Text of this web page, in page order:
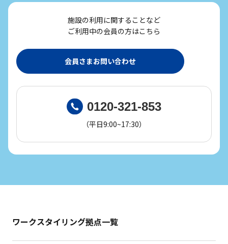
施設の利用に関することなど
ご利用中の会員の方はこちら
会員さまお問い合わせ
0120-321-853
（平日9:00~17:30）
ワークスタイリング拠点一覧